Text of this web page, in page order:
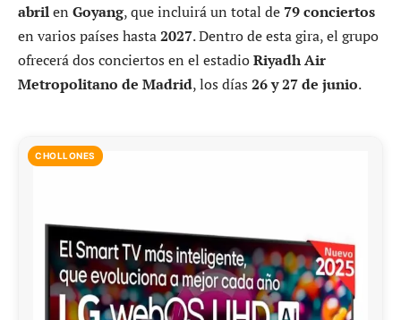
abrilen Goyang, que incluirá un total de79 conciertos
en varios países hasta2027. Dentro de esta gira, el grupo
ofrecerá dos conciertos en el estadioRiyadh Air
Metropolitano de Madrid, los días 26 y 27 de junio.
CHOLLONES